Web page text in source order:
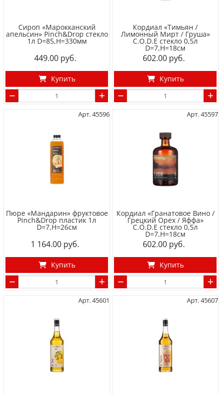
Сироп «Марокканский
апельсин» Pinch&Drop стекло
1л D=85,H=330мм
449.00
Купить
Кордиал «Тимьян /
Лимонный Мирт / Груша»
C.O.D.E стекло 0,5л
D=7,H=18см
602.00
Купить
Арт. 45596
Пюре «Мандарин» фруктовое
Pinch&Drop пластик 1л
D=7,H=26см
1 164.00
Купить
Арт. 45597
Кордиал «Гранатовое Вино /
Грецкий Орех / Яффа»
C.O.D.E стекло 0,5л
D=7,H=18см
602.00
Купить
Арт. 45601 Арт. 45607